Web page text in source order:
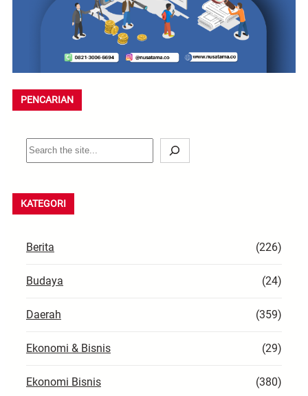
PENCARIAN
S
e
r
c
KATEGORI
Berita (226)
Budaya (24)
Daerah (359)
Ekonomi & Bisnis (29)
Ekonomi Bisnis (380)